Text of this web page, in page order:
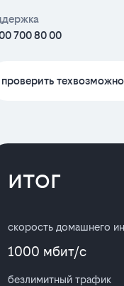
700 80 00
проверить
итог
скорость домашнего
1000 мбит/с
безлимитный трафик